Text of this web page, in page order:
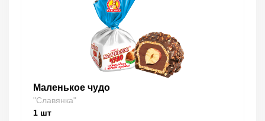
Маленькое чудо
"Славянка"
1 шт